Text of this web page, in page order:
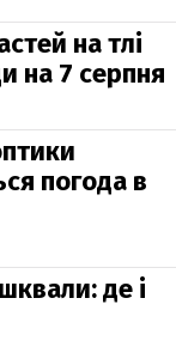
на тлі
на 7 серпня
погода в
де і